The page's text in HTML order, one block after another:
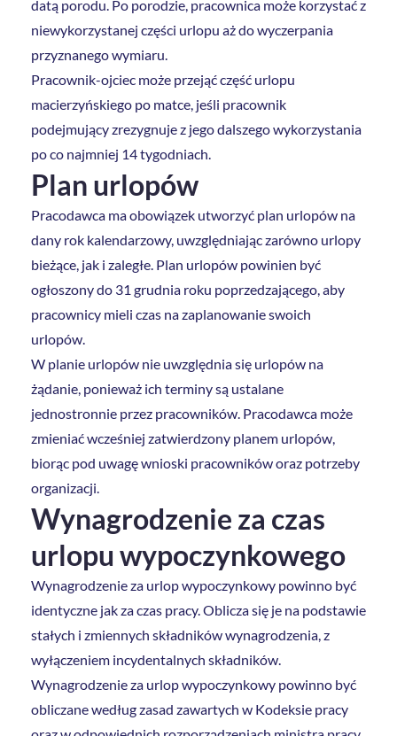
datą porodu. Po porodzie, pracownica może korzystać z
niewykorzystanej części urlopu aż do wyczerpania
przyznanego wymiaru.
Pracownik-ojciec może przejąć część urlopu
macierzyńskiego po matce, jeśli pracownik
podejmujący zrezygnuje z jego dalszego wykorzystania
po co najmniej 14 tygodniach.
Plan urlopów
Pracodawca ma obowiązek utworzyć plan urlopów na
dany rok kalendarzowy, uwzględniając zarówno urlopy
bieżące, jak i zaległe. Plan urlopów powinien być
ogłoszony do 31 grudnia roku poprzedzającego, aby
pracownicy mieli czas na zaplanowanie swoich
urlopów.
W planie urlopów nie uwzględnia się urlopów na
żądanie, ponieważ ich terminy są ustalane
jednostronnie przez pracowników. Pracodawca może
zmieniać wcześniej zatwierdzony planem urlopów,
biorąc pod uwagę wnioski pracowników oraz potrzeby
organizacji.
Wynagrodzenie za czas
urlopu wypoczynkowego
Wynagrodzenie za urlop wypoczynkowy powinno być
identyczne jak za czas pracy. Oblicza się je na podstawie
stałych i zmiennych składników wynagrodzenia, z
wyłączeniem incydentalnych składników.
Wynagrodzenie za urlop wypoczynkowy powinno być
obliczane według zasad zawartych w Kodeksie pracy